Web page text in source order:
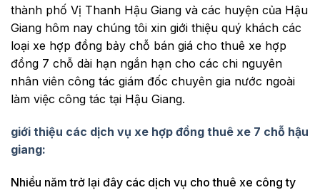
thành phố Vị Thanh Hậu Giang và các huyện của Hậu
Giang hôm nay chúng tôi xin giới thiệu quý khách các
loại xe hợp đồng bảy chỗ bán giá cho thuê xe hợp
đồng 7 chỗ dài hạn ngắn hạn cho các chi nguyên
nhân viên công tác giám đốc chuyên gia nước ngoài
làm việc công tác tại Hậu Giang.
giới thiệu các dịch vụ xe hợp đồng thuê xe 7 chỗ hậu
giang:
Nhiều năm trở lại đây các dịch vụ cho thuê xe công ty